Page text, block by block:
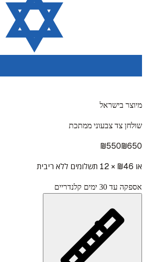
מיוצר בישראל
שולחן צד צבעוני ממתכת
₪550₪650
או ₪ 46 × 12 תשלומים ללא ריבית
אספקה עד 30 ימים קלנדריים